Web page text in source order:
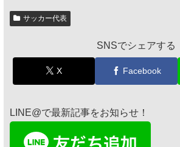
サッカー代表
SNSでシェアする
X Facebook
LINE@で最新記事をお知らせ！